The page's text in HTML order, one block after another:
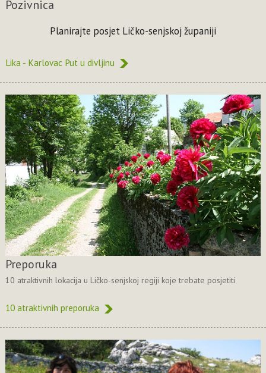
Pozivnica
Planirajte posjet Ličko-senjskoj županiji
Lika - Karlovac Put u divljinu
Preporuka
10 atraktivnih lokacija u Ličko-senjskoj regiji koje trebate posjetiti
10 atraktivnih preporuka